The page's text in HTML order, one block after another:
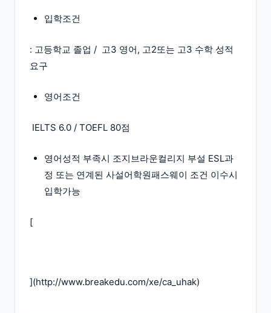
입학조건
: 고등학교 졸업 / 고3 영어, 고2또는 고3 수학 성적
요구
영어조건
IELTS 6.0 / TOEFL 80점
영어성적 부족시 조지브라운컬리지 부설 ESL과
정 또는 연계된 사설어학원패스웨이 조건 이수시
입학가능
[
](http://www.breakedu.com/xe/ca_uhak)